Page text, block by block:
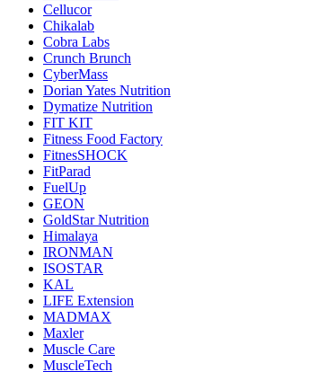
Cellucor
Chikalab
Cobra Labs
Crunch Brunch
CyberMass
Dorian Yates Nutrition
Dymatize Nutrition
FIT KIT
Fitness Food Factory
FitnesSHOCK
FitParad
FuelUp
GEON
GoldStar Nutrition
Himalaya
IRONMAN
ISOSTAR
KAL
LIFE Extension
MADMAX
Maxler
Muscle Care
MuscleTech